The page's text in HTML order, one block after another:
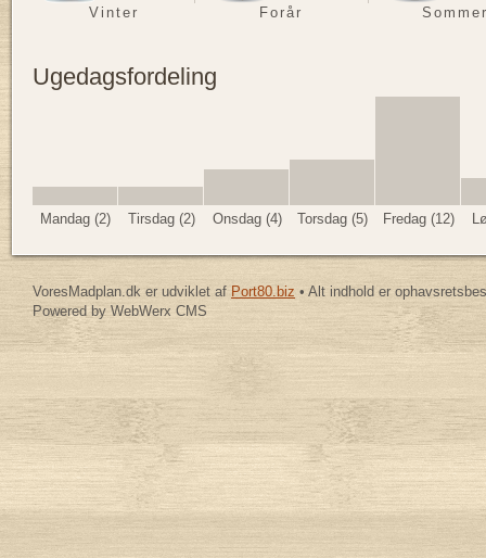
Vinter Forår
Ugedagsfordeling
Mandag (2) Tirsdag (2) Onsdag (4) Torsdag (5) Fredag (12)
VoresMadplan.dk er udviklet af Port80.biz • Alt indhold er
Powered by WebWerx CMS